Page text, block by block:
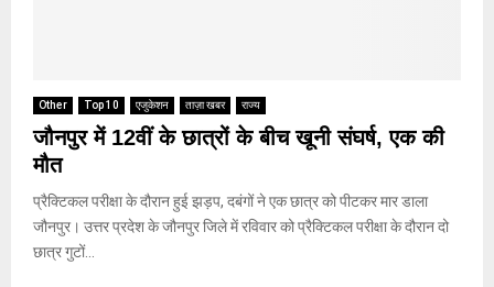
Other Top 10 एजुकेशन ताज़ा खबर राज्य
जौनपुर में 12वीं के छात्रों के बीच खूनी संघर्ष, एक की
मौत
प्रैक्टिकल परीक्षा के दौरान हुई झड़प, दबंगों ने एक छात्र को पीटकर मार डाला
जौनपुर। उत्तर प्रदेश के जौनपुर जिले में रविवार को प्रैक्टिकल परीक्षा के दौरान दो
छात्र गुटों...